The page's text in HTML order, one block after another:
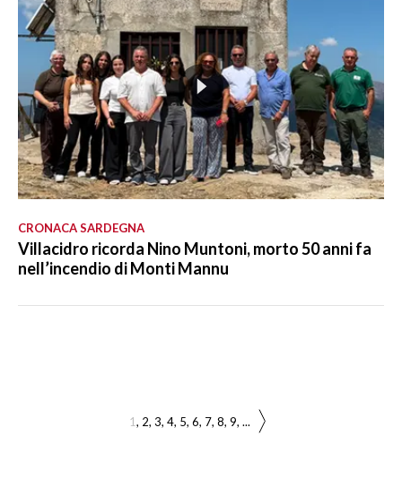
CRONACA SARDEGNA
Villacidro ricorda Nino Muntoni, morto 50 anni fa
nell’incendio di Monti Mannu
1 2 3 4 5 6 7 8 9 ...